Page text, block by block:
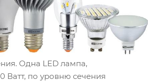
Одна LED лампа,
Ватт, по уровню сечения